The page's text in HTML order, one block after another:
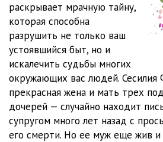
Глава 11. Вторник
Глава 12. Вторник
Глава 13. Вторник
Глава 14. Вторник
Глава 15. Вторник
Глава 16. Вторник
раскрывает мрачную тайну,
которая способна
разрушить не только ваш
устоявшийся быт, но и
искалечить судьбы многих
окружающих вас людей. Сесилия
прекрасная жена и мать трех
дочерей — случайно находит
супругом много лет назад с
его смерти. Но ее муж еще жив и